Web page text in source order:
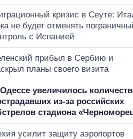
кризис в Сеуте:
не будет отменять
с Испанией
прибыл в Сербию и
планы своего визита
увеличилось
из-за российских
стадиона
усилит защиту аэропортов